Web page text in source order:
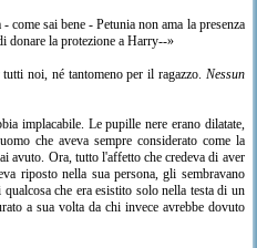
sai bene - Petunia non ama la presenza
donare la protezione a Harry--»
noi, né tantomeno per il ragazzo. Nessun
implacabile. Le pupille nere erano dilatate,
che aveva sempre considerato come la
avuto. Ora, tutto l'affetto che credeva di aver
riposto nella sua persona, gli sembravano
che era esistito solo nella testa di un
a sua volta da chi invece avrebbe dovuto